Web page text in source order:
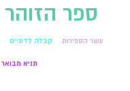
ספר הזוהר
עשר הספירות קבלה לדתיים
תניא מבואר